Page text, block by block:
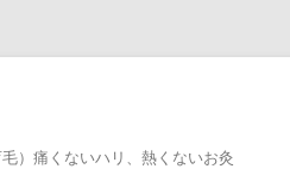
）痛くないハリ、熱くないお灸